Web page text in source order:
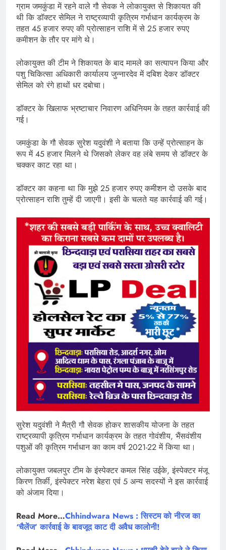
ग्राम जमकुंडा में रहने वाले गौ सेवक ने लोकायुक्त से शिकायत की
थी कि डॉक्टर सेमिल ने राष्ट्रव्यापी कृत्रिम गर्भाधान कार्यक्रम के
तहत 45 हजार रुपए की प्रोत्साहन राशि में से 25 हजार रुपए
कमीशन के तौर पर मांगे थे।
लोकायुक्त की टीम ने शिकायत के बाद मामले का सत्यापन किया और
पशु चिकित्सा अधिकारी कार्यालय जुन्नारदेव में दबिश देकर डॉक्टर
सेमिल को रंगे हाथों धर दबोचा।
डॉक्टर के खिलाफ भ्रष्टाचार निवारण अधिनियम के तहत कार्रवाई की
गई।
जमकुंडा के गौ सेवक सुरेश यदुवंशी ने बताया कि उन्हें प्रोत्साहन के
रूप में 45 हजार मिलने थे जिसको लेकर वह लंबे समय से डॉक्टर के
चक्कर काट रहा था।
डॉक्टर का कहना था कि मुझे 25 हजार रुपए कमीशन दो उसके बाद
प्रोत्साहन राशि तुम्हें दी जाएगी। इसी के चलते यह कार्रवाई की गई।
सुरेश यदुवंशी ने मैत्री गौ सेवक होकर शासकीय योजना के तहत
राष्ट्रव्यापी कृत्रिम गर्भाधान कार्यक्रम के तहत गोवंशीय, भैंसवंशीय
पशुओं की कृत्रिम गर्भाधान का काम वर्ष 2021-22 में किया था।
लोकायुक्त जबलपुर टीम के इंस्पेक्टर कमल सिंह उईके, इंस्पेक्टर मंजू
किरण तिर्की, इंस्पेक्टर नरेश बेहरा एवं 5 अन्य सदस्यों ने इस कार्रवाई
को अंजाम दिया।
Read More…Chhindwara News : सिस्टम को नीरज का
‘चैलेंज’ कार्रवाई के बावजूद काट दी अवैध कालोनी!